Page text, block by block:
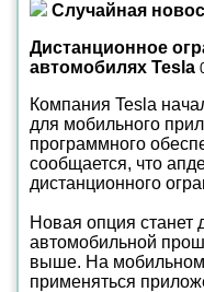
Случайная
Дистанционное
автомобилях Tesla
Компания Tesla
для мобильного
программного
сообщается, что
дистанционного
Новая опция станет
автомобильной
выше. На мобильном
применяться